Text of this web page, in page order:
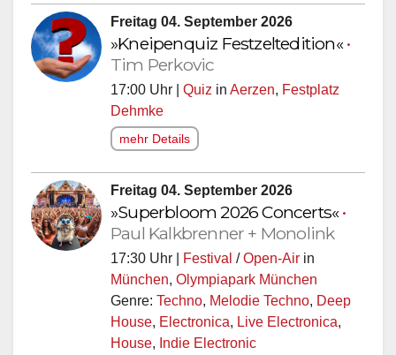
Freitag 04. September 2026
»Kneipenquiz Festzeltedition«•
Tim Perkovic
17:00 Uhr | Quiz in Aerzen, Festplatz
Dehmke
mehr Details
Freitag 04. September 2026
»Superbloom 2026 Concerts«•
Paul Kalkbrenner + Monolink
17:30 Uhr | Festival /Open-Air in
München, Olympiapark München
Genre: Techno, Melodie Techno, Deep
House, Electronica, Live Electronica,
House, Indie Electronic